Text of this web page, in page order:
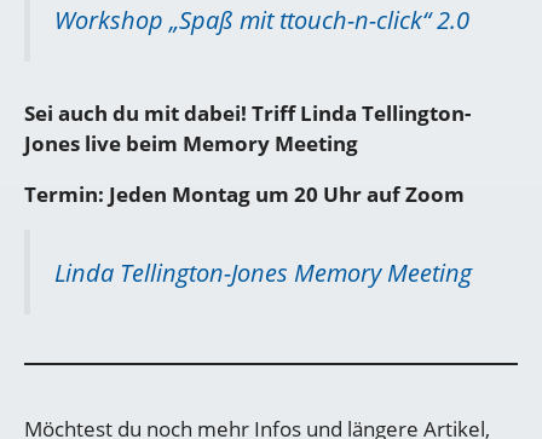
Workshop „Spaß mit ttouch-n-click“ 2.0
Sei auch du mit dabei! Triff Linda Tellington-
Jones live beim Memory Meeting
Termin: Jeden Montag um 20 Uhr auf Zoom
Linda Tellington-Jones Memory Meeting
Möchtest du noch mehr Infos und längere Artikel,